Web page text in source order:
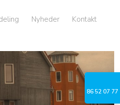
86 52 07 77​
Nyheder Kontakt